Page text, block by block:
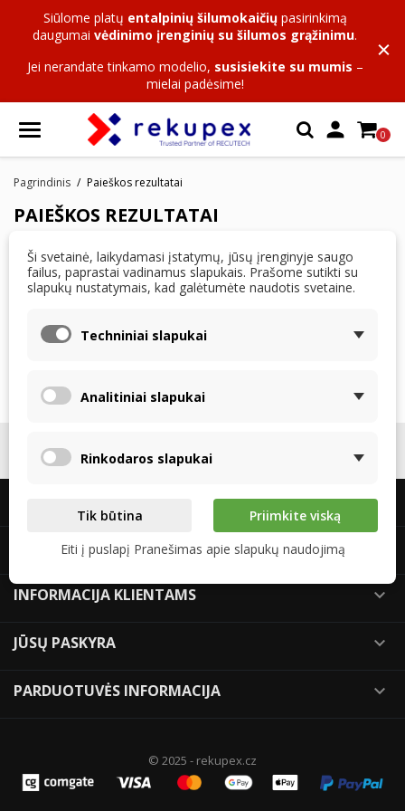
Siūlome platų entalpinių šilumokaičių pasirinkimą
daugumai vėdinimo įrenginių su šilumos grąžinimu.
Jei nerandate tinkamo modelio, susisiekite su mumis –
mielai padėsime!
 0
Pagrindinis Paieškos rezultatai
PAIEŠKOS REZULTATAI
Nerasta prekių, atitinkančių paieškos užklausą
Įveskite kitus raktinius žodžius, kad apibūdintumėte tai,
SEKITE MUS

APIE REKUPEX
INFORMACIJA KLIENTAMS 
JŪSŲ PASKYRA 
PARDUOTUVĖS INFORMACIJA 
© 2025 - rekupex.cz
Ši svetainė, laikydamasi įstatymų, jūsų įrenginyje saugo
failus, paprastai vadinamus slapukais. Prašome sutikti su
slapukų nustatymais, kad galėtumėte naudotis svetaine.
Techniniai slapukai
Analitiniai slapukai
Rinkodaros slapukai
Tik būtina
Priimkite viską
Eiti į puslapį Pranešimas apie slapukų naudojimą